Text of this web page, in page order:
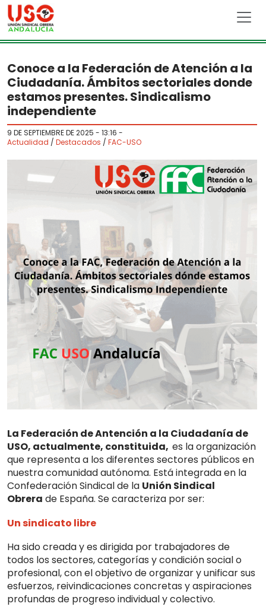
Skip to main content
Conoce a la Federación de Atención a la
Ciudadanía. Ámbitos sectoriales donde
estamos presentes. Sindicalismo
independiente
9 DE SEPTIEMBRE DE 2025 - 13:16 -
Actualidad / Destacados / FAC-USO
La Federación de Antención a la Ciudadanía de
USO, actualmente, constituida, es la organización
que representa a los diferentes sectores públicos en
nuestra comunidad autónoma. Está integrada en la
Confederación Sindical de la Unión Sindical
Obrera de España. Se caracteriza por ser:
Un sindicato libre
Ha sido creada y es dirigida por trabajadores de
todos los sectores, categorías y condición social o
profesional, con el objetivo de organizar y unificar sus
esfuerzos, reivindicacio­nes concretas y aspiraciones
profundas de progreso individual y colectivo.